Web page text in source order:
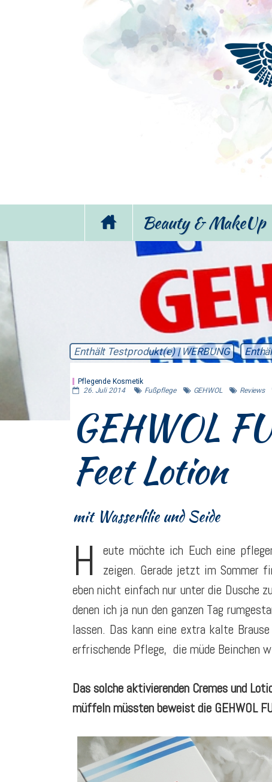
Beauty & MakeUp
Pflegende Kosmetik
26. Juli 2014
Enthält Testprodukt(e) | WERBUNG
Fußpflege GEHWOL Reviews
GEHWOL
Feet Lotion
mit Wasserlilie und Seide
H
eute möchte ich Euch eine
zeigen. Gerade jetzt im Sommer
eben nicht einfach nur unter die Dusche
denen ich ja nun den ganzen Tag
lassen. Das kann eine extra kalte
erfrischende Pflege, die müde Beinchen
Das solche aktivierenden Cremes und
müffeln müssten beweist die GEHWOL